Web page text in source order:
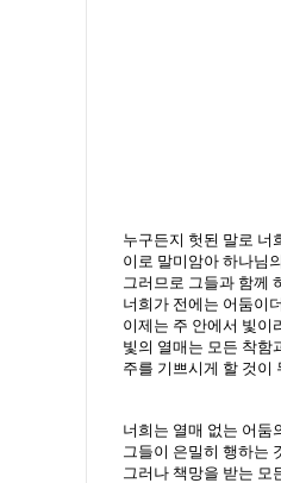
누구든지 헛된 말로 너
이로 말미암아 하나님
그러므로 그들과 함께
너희가 전에는 어둠이
이제는 주 안에서 빛이
빛의 열매는 모든 착함
주를 기쁘시게 할 것이
너희는 열매 없는 어둠
그들이 은밀히 행하는
그러나 책망을 받는 모